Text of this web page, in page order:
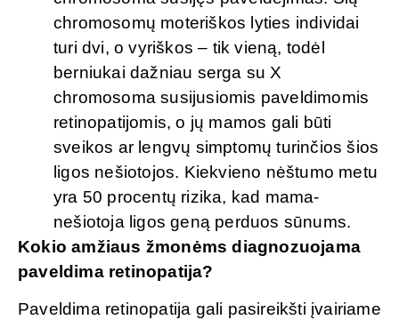
chromosomų moteriškos lyties individai
turi dvi, o vyriškos – tik vieną, todėl
berniukai dažniau serga su X
chromosoma susijusiomis paveldimomis
retinopatijomis, o jų mamos gali būti
sveikos ar lengvų simptomų turinčios šios
ligos nešiotojos. Kiekvieno nėštumo metu
yra 50 procentų rizika, kad mama-
nešiotoja ligos geną perduos sūnums.
Kokio amžiaus žmonėms diagnozuojama
paveldima retinopatija?
Paveldima retinopatija gali pasireikšti įvairiame